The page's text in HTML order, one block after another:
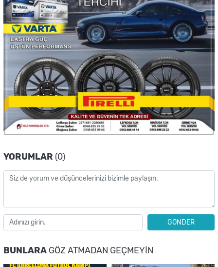
YORUMLAR (0)
GÖNDER
BUNLARA GÖZ ATMADAN GEÇMEYIN